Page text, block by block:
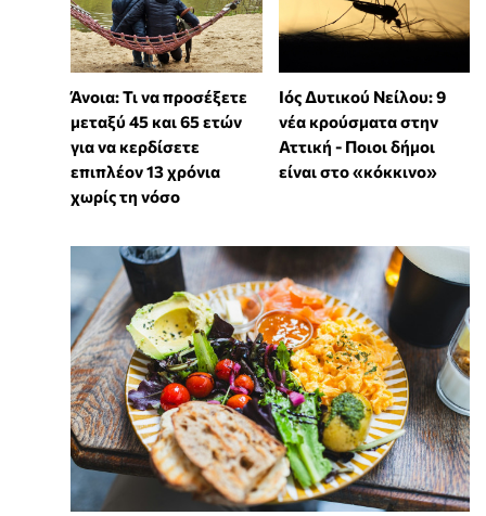
Άνοια: Τι να προσέξετε
μεταξύ 45 και 65 ετών
για να κερδίσετε
επιπλέον 13 χρόνια
χωρίς τη νόσο
Ιός Δυτικού Νείλου: 9
νέα κρούσματα στην
Αττική - Ποιοι δήμοι
είναι στο «κόκκινο»